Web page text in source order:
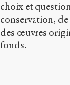
choix et
conservation,
des œuvres
fonds.